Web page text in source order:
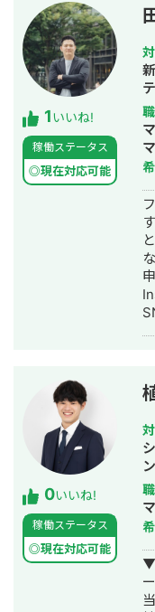
イ
で対応
に
バ
1いいね!
稼働ステータス
◎現在対応可能
と
なり
す。 ●事
ル
0いいね!
稼働ステータス
◎現在対応可能
当。 ▼2020年